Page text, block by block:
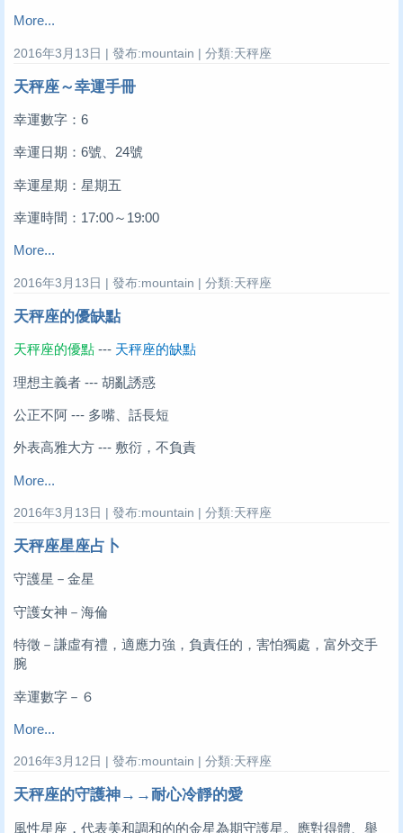
More...
2016年3月13日 | 發布:mountain | 分類:天秤座
天秤座～幸運手冊
幸運數字：6
幸運日期：6號、24號
幸運星期：星期五
幸運時間：17:00～19:00
More...
2016年3月13日 | 發布:mountain | 分類:天秤座
天秤座的優缺點
天秤座的優點 --- 天秤座的缺點
理想主義者 --- 胡亂誘惑
公正不阿 --- 多嘴、話長短
外表高雅大方 --- 敷衍，不負責
More...
2016年3月13日 | 發布:mountain | 分類:天秤座
天秤座星座占卜
守護星－金星
守護女神－海倫
特徵－謙虛有禮，適應力強，負責任的，害怕獨處，富外交手
腕
幸運數字－６
More...
2016年3月12日 | 發布:mountain | 分類:天秤座
天秤座的守護神→→耐心冷靜的愛
風性星座，代表美和調和的的金星為期守護星。應對得體、舉